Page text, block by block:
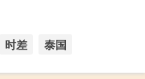
时差 泰国